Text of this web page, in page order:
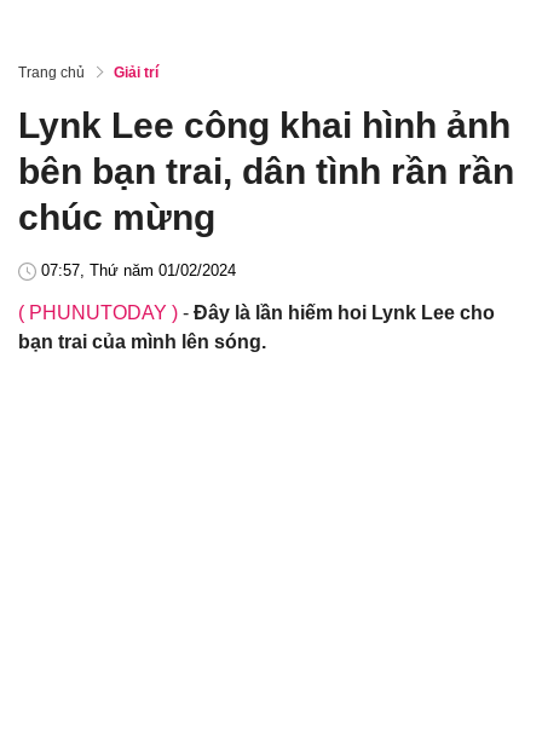
Trang chủ Giải trí
Lynk Lee công khai hình ảnh
bên bạn trai, dân tình rần rần
chúc mừng
07:57, Thứ năm 01/02/2024
( PHUNUTODAY ) - Đây là lần hiếm hoi Lynk Lee cho
bạn trai của mình lên sóng.